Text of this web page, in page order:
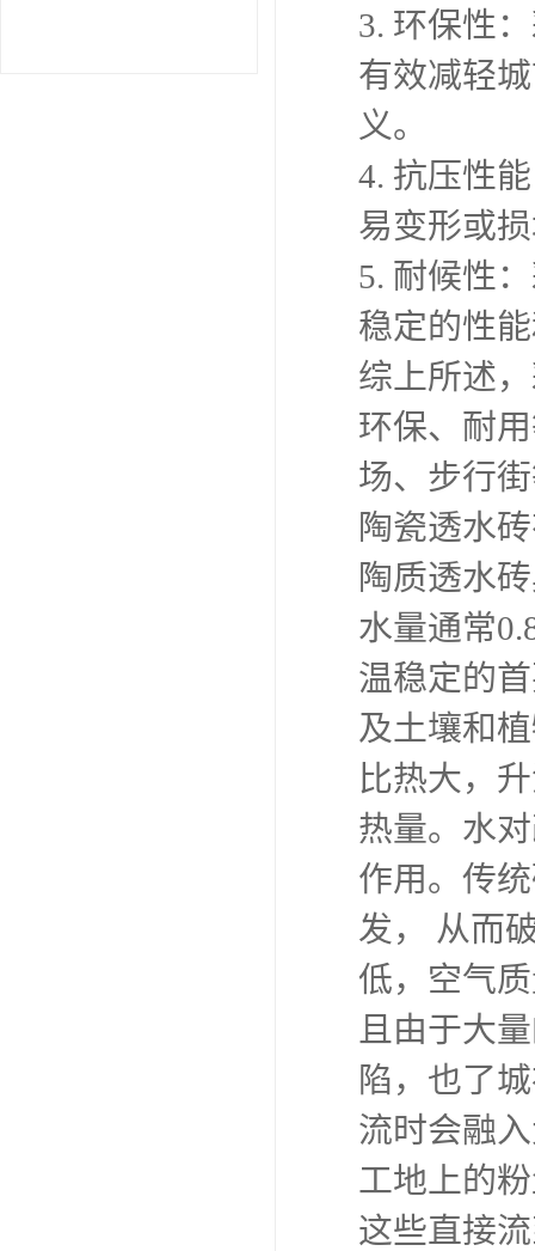
3. 环保性
有效减轻
义。
4. 抗压性
易变形或
5. 耐候性
稳定的性
综上所述
环保、耐
场、步行
陶瓷透水
陶质透水
水量通常
温稳定的
及土壤和
比热大，
热量。水
作用。传
发， 从而
低，空气
且由于大
陷，也了
流时会融
工地上的
这些直接